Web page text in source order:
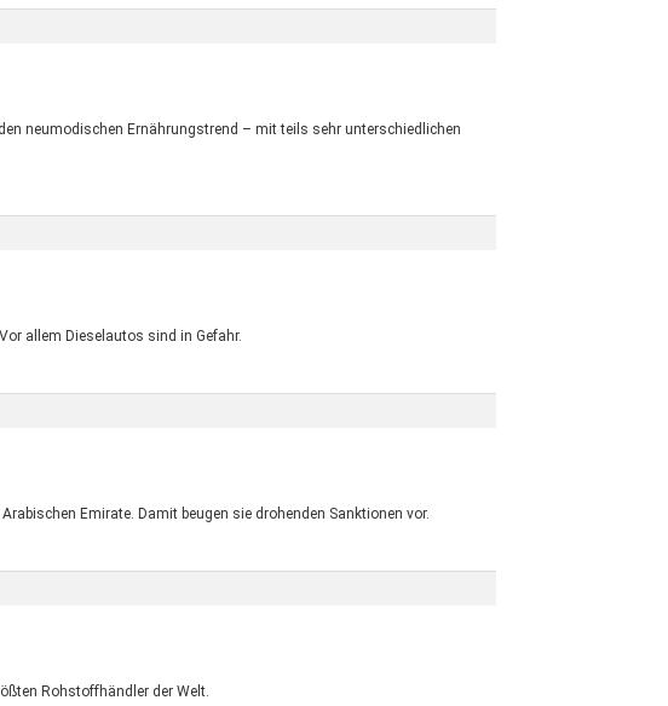
neumodischen Ernährungstrend – mit teils sehr unterschiedlichen
allem Dieselautos sind in Gefahr.
Emirate. Damit beugen sie drohenden Sanktionen vor.
Rohstoffhändler der Welt.